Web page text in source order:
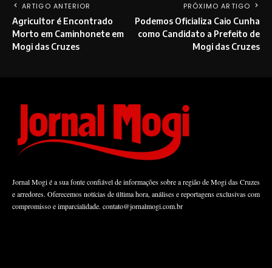
ARTIGO ANTERIOR
Agricultor é Encontrado
Morto em Caminhonete em
Mogi das Cruzes
PRÓXIMO ARTIGO
Podemos Oficializa Caio Cunha
como Candidato a Prefeito de
Mogi das Cruzes
Jornal Mogi é a sua fonte confiável de informações sobre a região de Mogi das Cruzes
e arredores. Oferecemos notícias de última hora, análises e reportagens exclusivas com
compromisso e imparcialidade. contato@jornalmogi.com.br